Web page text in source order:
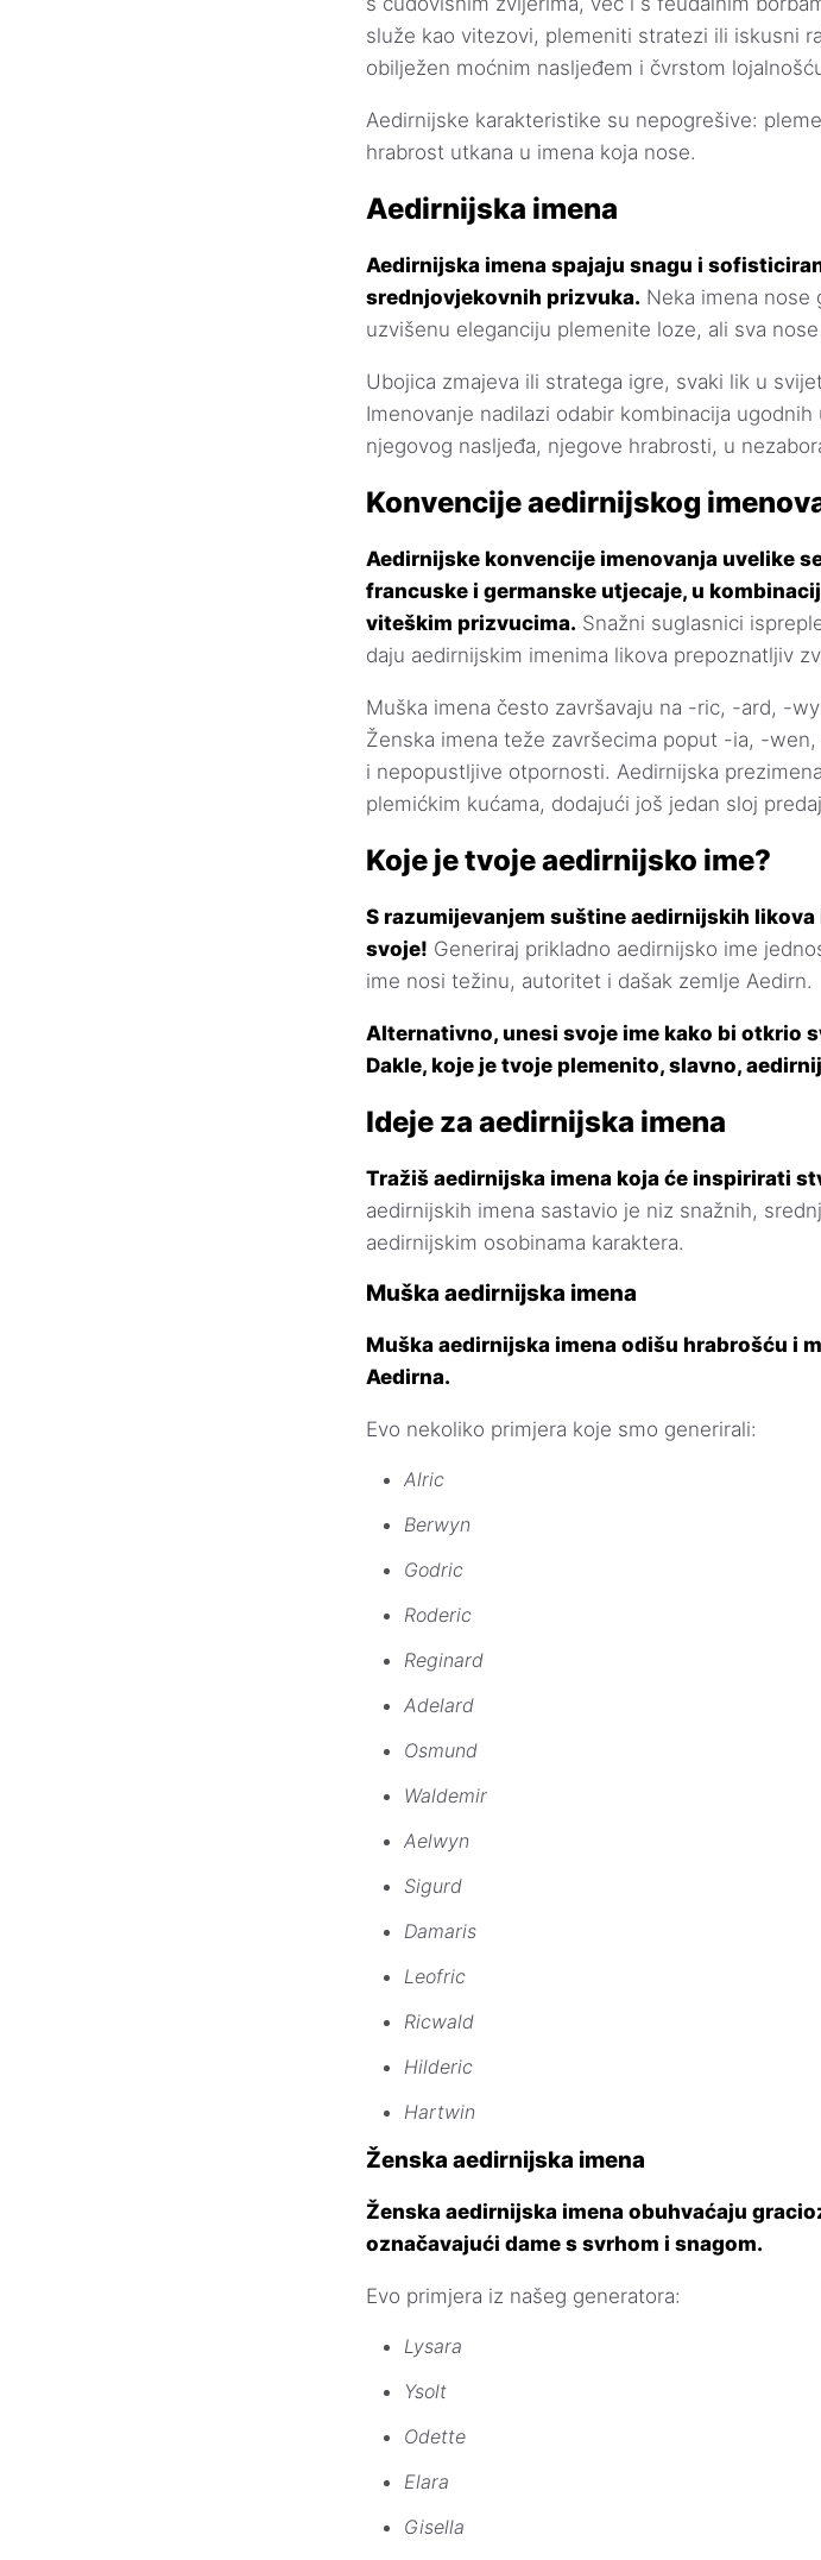
služe kao vitezovi, plemeniti stratezi ili iskusni
obilježen moćnim nasljeđem i čvrstom
Aedirnijske karakteristike su nepogrešive:
hrabrost utkana u imena koja nose.
Aedirnijska imena
Aedirnijska imena spajaju snagu i
srednjovjekovnih prizvuka. Neka imena nose
uzvišenu eleganciju plemenite loze, ali sva
Ubojica zmajeva ili stratega igre, svaki lik u
Imenovanje nadilazi odabir kombinacija
njegovog nasljeđa, njegove hrabrosti, u
Konvencije aedirnijskog
Aedirnijske konvencije imenovanja uvelike
francuske i germanske utjecaje, u
viteškim prizvucima. Snažni suglasnici
daju aedirnijskim imenima likova prepoznatljiv
Muška imena često završavaju na -ric, -ard, -
Ženska imena teže završecima poput -ia, -
i nepopustljive otpornosti. Aedirnijska
plemićkim kućama, dodajući još jedan sloj
Koje je tvoje aedirnijsko ime?
S razumijevanjem suštine aedirnijskih
svoje! Generiraj prikladno aedirnijsko ime
ime nosi težinu, autoritet i dašak zemlje Aedirn.
Alternativno, unesi svoje ime kako bi otkrio
Dakle, koje je tvoje plemenito, slavno,
Ideje za aedirnijska imena
Tražiš aedirnijska imena koja će inspirirati
aedirnijskih imena sastavio je niz snažnih,
aedirnijskim osobinama karaktera.
Muška aedirnijska imena
Muška aedirnijska imena odišu hrabrošću i
Aedirna.
Evo nekoliko primjera koje smo generirali:
Alric
Berwyn
Godric
Roderic
Reginard
Adelard
Osmund
Waldemir
Aelwyn
Sigurd
Damaris
Leofric
Ricwald
Hilderic
Hartwin
Ženska aedirnijska imena
Ženska aedirnijska imena obuhvaćaju
označavajući dame s svrhom i snagom.
Evo primjera iz našeg generatora:
Lysara
Ysolt
Odette
Elara
Gisella